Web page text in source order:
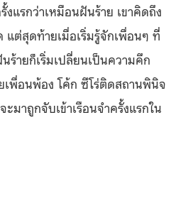
งแรกว่าเหมือนฝันร้าย เขาคิดถึง
แต่สุดท้ายเมื่อเริ่มรู้จักเพื่อนๆ ที่
ร้ายก็เริ่มเปลี่ยนเป็นความคึก
เพื่อนพ้อง โค้ก ซีโร่ติดสถานพินิจ
มาถูกจับเข้าเรือนจำครั้งแรกใน